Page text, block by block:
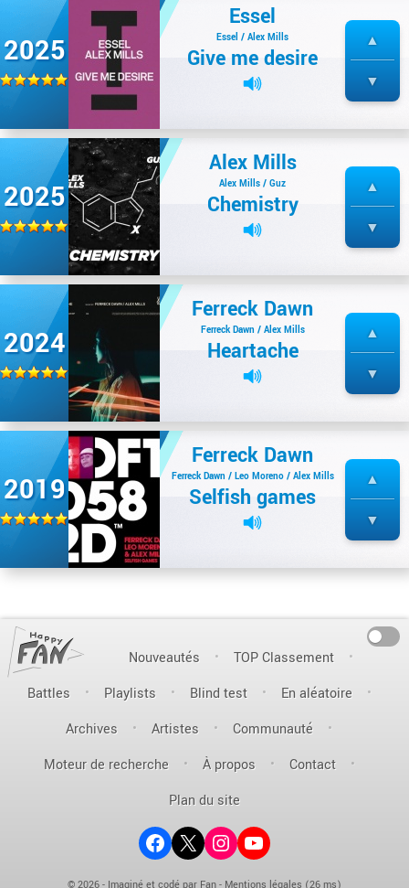
2025
Essel
Essel / Alex Mills
Give me desire
2025
Alex Mills
Alex Mills / Guz
Chemistry
2024
Ferreck Dawn
Ferreck Dawn / Alex Mills
Heartache
2019
Ferreck Dawn
Ferreck Dawn / Leo Moreno / Alex Mills
Selfish games
Nouveautés
TOP Classement
Battles
Playlists Blind test
En aléatoire
Archives
Artistes
Communauté
Moteur de recherche
À propos
Contact
Plan du site
Facebook
X (ex-Twitter)Instagram
YouTube
© 2026 - Imaginé et codé par Fan - Mentions légales (26 ms)
On